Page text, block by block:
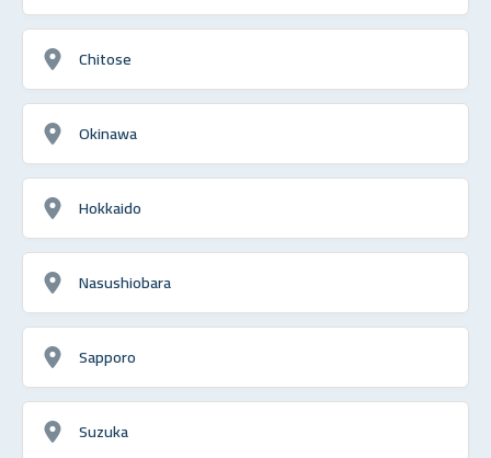
Chitose
Okinawa
Hokkaido
Nasushiobara
Sapporo
Suzuka